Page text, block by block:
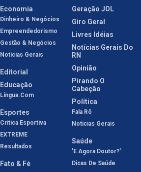
Economia
Dinheiro & Negócios
Empreendedorismo
Gestão & Negócios
Notícias Gerais
Editorial
Educação
Língua.com
Esportes
Crítica Esportiva
EXTREME
Resultados
Fato & Fé
Geração JOL
Giro Geral
Livres Idéias
Notícias Gerais Do
RN
Opinião
Pirando O
Cabeção
Política
Fala Rô
Notícias Gerais
Saúde
'E Agora Doutor?'
Dicas De Saúde